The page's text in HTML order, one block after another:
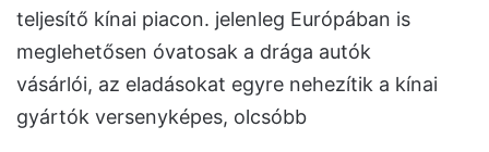
teljesítő kínai piacon. jelenleg Európában is
meglehetősen óvatosak a drága autók
vásárlói, az eladásokat egyre nehezítik a kínai
gyártók versenyképes, olcsóbb